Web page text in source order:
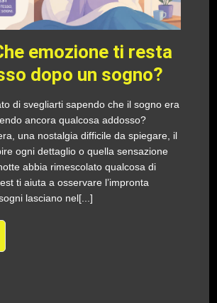
emozione ti resta
dopo un sogno?
di svegliarti sapendo che il sogno era
ancora qualcosa addosso?
una nostalgia difficile da spiegare, il
ogni dettaglio o quella sensazione
abbia rimescolato qualcosa di
ti aiuta a osservare l’impronta
lasciano nel[...]